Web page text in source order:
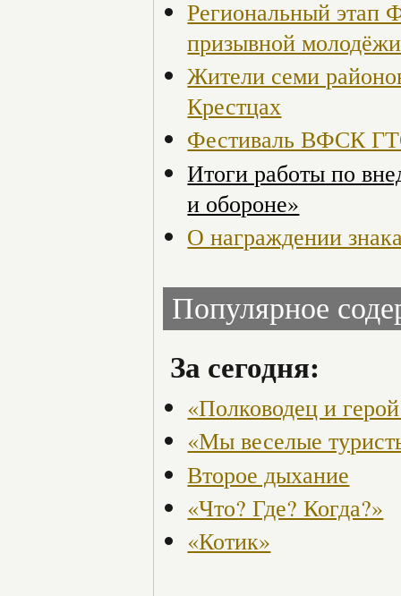
Региональный
призывной молодёжи
Жители семи
Крестцах
Фестиваль ВФСК
Итоги работы по
и обороне»
О награждении
Популярное
За сегодня:
«Полководец и
«Мы веселые
Второе дыхание
«Что? Где? Когда?»
«Котик»